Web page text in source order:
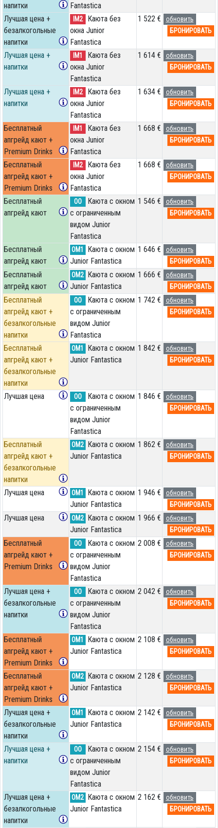
напитки
Fantastica
Лучшая цена +
безалкогольные
напитки
IM2
Каюта без
окна Junior
Fantastica
1 522 €
обновить
БРОНИРОВАТЬ
Лучшая цена +
напитки
IM1
Каюта без
окна Junior
Fantastica
1 614 €
обновить
БРОНИРОВАТЬ
Лучшая цена +
напитки
IM2
Каюта без
окна Junior
Fantastica
1 634 €
обновить
БРОНИРОВАТЬ
Бесплатный
апгрейд кают +
Premium Drinks
IM1
Каюта без
окна Junior
Fantastica
1 668 €
обновить
БРОНИРОВАТЬ
Бесплатный
апгрейд кают +
Premium Drinks
IM2
Каюта без
окна Junior
Fantastica
1 668 €
обновить
БРОНИРОВАТЬ
Бесплатный
апгрейд кают
OO
Каюта с окном
с ограниченным
видом Junior
Fantastica
1 546 €
обновить
БРОНИРОВАТЬ
Бесплатный
апгрейд кают
OM1
Каюта с окном
Junior Fantastica
1 646 €
обновить
БРОНИРОВАТЬ
Бесплатный
апгрейд кают
OM2 Каюта с окном
Junior Fantastica
1 666 €
обновить
БРОНИРОВАТЬ
Бесплатный
апгрейд кают +
безалкогольные
напитки
OO
Каюта с окном
с ограниченным
видом Junior
Fantastica
1 742 €
обновить
БРОНИРОВАТЬ
Бесплатный
апгрейд кают +
безалкогольные
напитки
OM1
Каюта с окном
Junior Fantastica
1 842 €
обновить
БРОНИРОВАТЬ
Лучшая цена OO
Каюта с окном
с ограниченным
видом Junior
Fantastica
1 846 €
обновить
БРОНИРОВАТЬ
Бесплатный
апгрейд кают +
безалкогольные
напитки
OM2 Каюта с окном
Junior Fantastica
1 862 €
обновить
БРОНИРОВАТЬ
Лучшая цена OM1
Каюта с окном
Junior Fantastica
1 946 €
обновить
БРОНИРОВАТЬ
Лучшая цена OM2 Каюта с окном
Junior Fantastica
1 966 €
обновить
БРОНИРОВАТЬ
Бесплатный
апгрейд кают +
Premium Drinks
OO
Каюта с окном
с ограниченным
видом Junior
Fantastica
2 008 €
обновить
БРОНИРОВАТЬ
Лучшая цена +
безалкогольные
напитки
OO
Каюта с окном
с ограниченным
видом Junior
Fantastica
2 042 €
обновить
БРОНИРОВАТЬ
Бесплатный
апгрейд кают +
Premium Drinks
OM1
Каюта с окном
Junior Fantastica
2 108 €
обновить
БРОНИРОВАТЬ
Бесплатный
апгрейд кают +
Premium Drinks
OM2 Каюта с окном
Junior Fantastica
2 128 €
обновить
БРОНИРОВАТЬ
Лучшая цена +
безалкогольные
напитки
OM1
Каюта с окном
Junior Fantastica
2 142 €
обновить
БРОНИРОВАТЬ
Лучшая цена +
напитки
OO
Каюта с окном
с ограниченным
видом Junior
Fantastica
2 154 €
обновить
БРОНИРОВАТЬ
Лучшая цена +
безалкогольные
напитки
OM2 Каюта с окном
Junior Fantastica
2 162 €
обновить
БРОНИРОВАТЬ